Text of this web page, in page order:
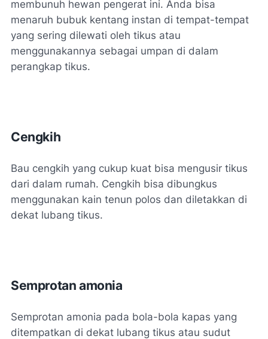
membunuh hewan pengerat ini. Anda bisa
menaruh bubuk kentang instan di tempat-tempat
yang sering dilewati oleh tikus atau
menggunakannya sebagai umpan di dalam
perangkap tikus.
Cengkih
Bau cengkih yang cukup kuat bisa mengusir tikus
dari dalam rumah. Cengkih bisa dibungkus
menggunakan kain tenun polos dan diletakkan di
dekat lubang tikus.
Semprotan amonia
Semprotan amonia pada bola-bola kapas yang
ditempatkan di dekat lubang tikus atau sudut